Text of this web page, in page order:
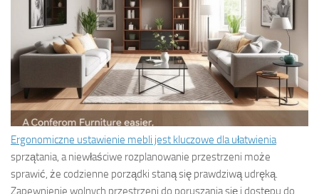
Ergonomiczne ustawienie mebli jest kluczowe dla ułatwienia
sprzątania, a niewłaściwe rozplanowanie przestrzeni może
sprawić, że codzienne porządki staną się prawdziwą udręką.
Zapewnienie wolnych przestrzeni do poruszania się i dostępu do